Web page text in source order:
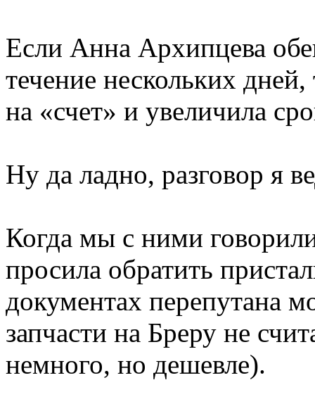
Если Анна Архипцева
течение нескольких
на «счет» и увеличила
Ну да ладно, разговор я
Когда мы с ними
просила обратить
документах перепутана
запчасти на Бреру не
немного, но дешевле).